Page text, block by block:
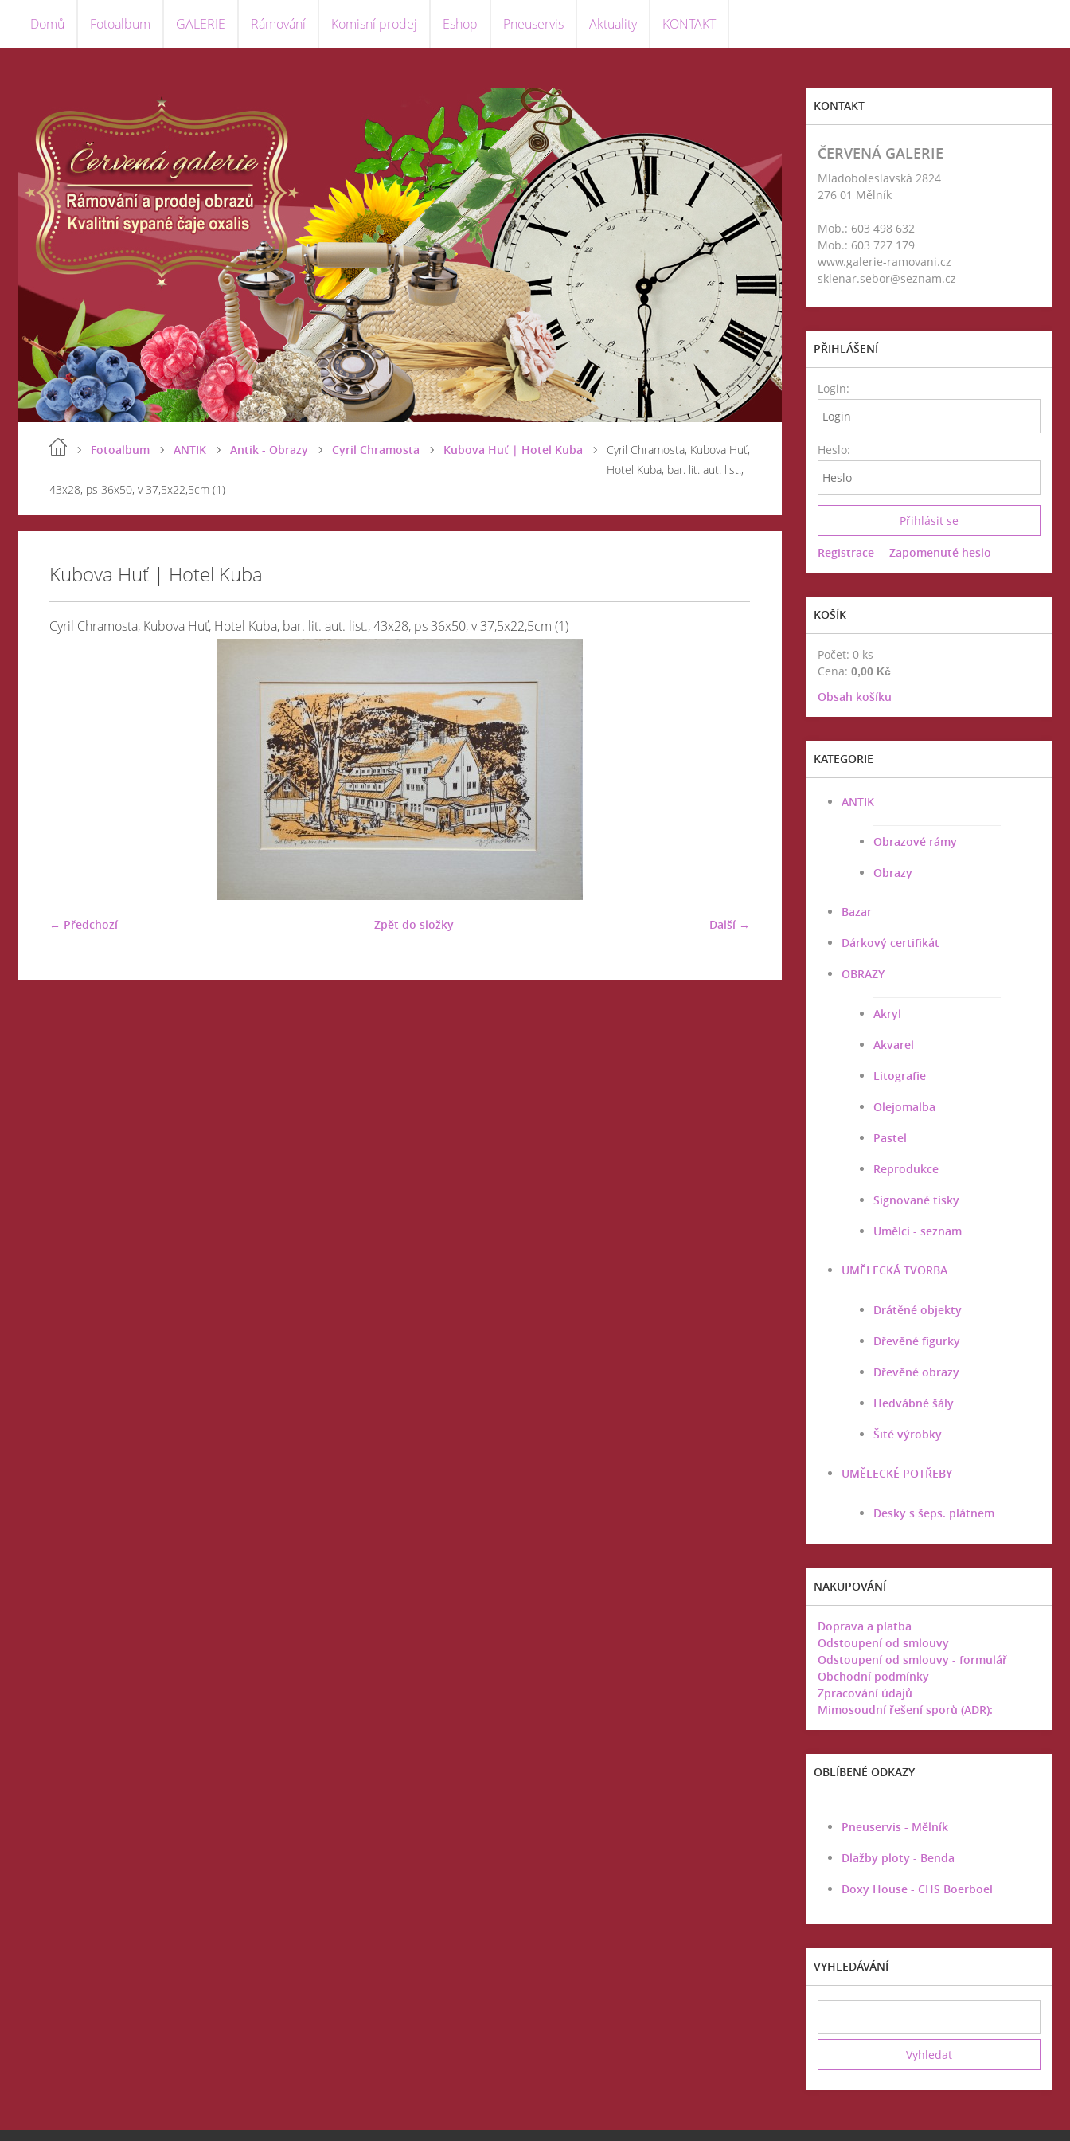
Domů Fotoalbum GALERIE Rámování Komisní prodej Eshop Pneuservis Aktuality KONTAKT
Fotoalbum ANTIK Antik - Obrazy Cyril Chramosta Kubova Huť | Hotel Kuba
Cyril Chramosta, Kubova Huť,
Hotel Kuba, bar. lit. aut. list.,
43x28, ps 36x50, v 37,5x22,5cm (1)
Kubova Huť | Hotel Kuba
Cyril Chramosta, Kubova Huť, Hotel Kuba, bar. lit. aut. list., 43x28, ps 36x50, v 37,5x22,5cm (1)
← Předchozí Další →
Zpět do složky
KONTAKT
ČERVENÁ GALERIE
Mladoboleslavská 2824
276 01 Mělník
Mob.: 603 498 632
Mob.: 603 727 179
www.galerie-ramovani.cz
sklenar.sebor@seznam.cz
PŘIHLÁŠENÍ
Login:
Heslo:
Registrace Zapomenuté heslo
KOŠÍK
Počet: 0 ks
Cena: 0,00 Kč
Obsah košíku
KATEGORIE
ANTIK
Obrazové rámy
Obrazy
Bazar
Dárkový certifikát
OBRAZY
Akryl
Akvarel
Litografie
Olejomalba
Pastel
Reprodukce
Signované tisky
Umělci - seznam
UMĚLECKÁ TVORBA
Drátěné objekty
Dřevěné figurky
Dřevěné obrazy
Hedvábné šály
Šité výrobky
UMĚLECKÉ POTŘEBY
Desky s šeps. plátnem
NAKUPOVÁNÍ
Doprava a platba
Odstoupení od smlouvy
Odstoupení od smlouvy - formulář
Obchodní podmínky
Zpracování údajů
Mimosoudní řešení sporů (ADR):
OBLÍBENÉ ODKAZY
Pneuservis - Mělník
Dlažby ploty - Benda
Doxy House - CHS Boerboel
VYHLEDÁVÁNÍ